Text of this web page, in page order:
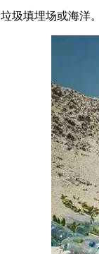
圾填埋场或海洋。